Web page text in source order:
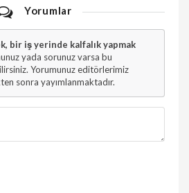
Yorumlar
bir iş yerinde kalfalık yapmak
yada sorunuz varsa bu
Yorumunuz editörlerimiz
sonra yayımlanmaktadır.